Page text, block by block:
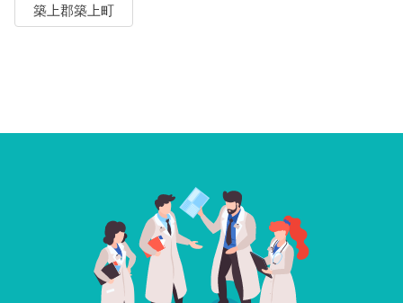
築上郡築上町